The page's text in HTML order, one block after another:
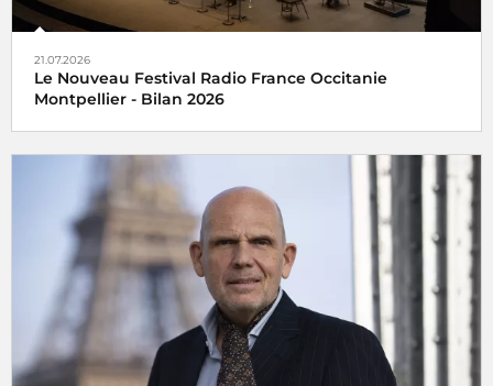
21.07.2026
Le Nouveau Festival Radio France Occitanie
Montpellier - Bilan 2026